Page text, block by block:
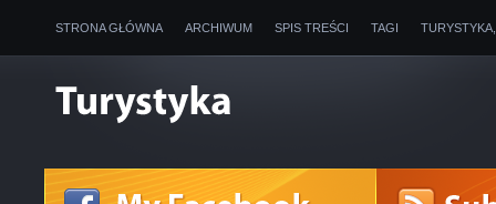
STRONA GŁÓWNA ARCHIWUM SPIS TREŚCI TAGI